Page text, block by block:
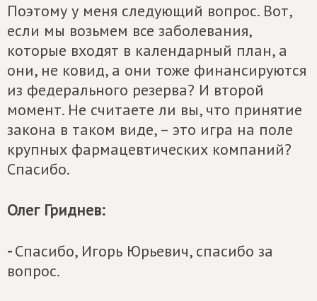
Поэтому у меня следующий вопрос. Вот,
если мы возьмем все заболевания,
которые входят в календарный план, а
они, не ковид, а они тоже финансируются
из федерального резерва? И второй
момент. Не считаете ли вы, что принятие
закона в таком виде, – это игра на поле
крупных фармацевтических компаний?
Спасибо.
Олег Гриднев:
-Спасибо, Игорь Юрьевич, спасибо за
вопрос.